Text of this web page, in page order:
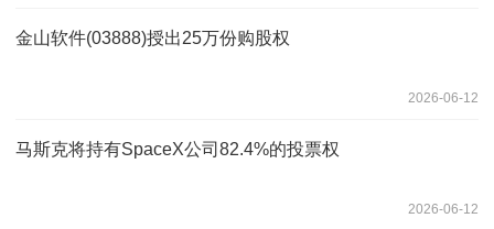
金山软件(03888)授出25万份购股权
2026-06-12
马斯克将持有SpaceX公司82.4%的投票权
2026-06-12